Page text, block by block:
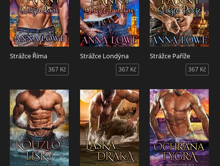
Strážce Říma
367 Kč
Strážce Londýna
367 Kč
Strážce Paříže
367 Kč